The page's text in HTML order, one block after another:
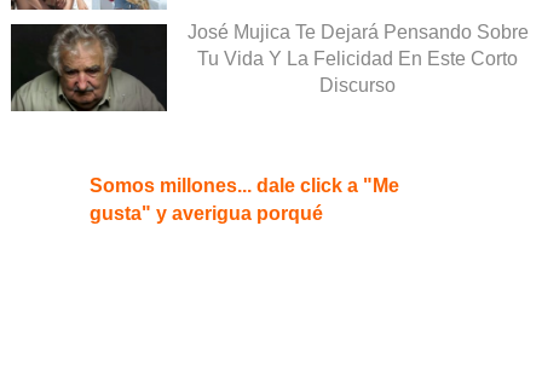
José Mujica Te Dejará Pensando Sobre
Tu Vida Y La Felicidad En Este Corto
Discurso
Somos millones... dale click a "Me
gusta" y averigua porqué